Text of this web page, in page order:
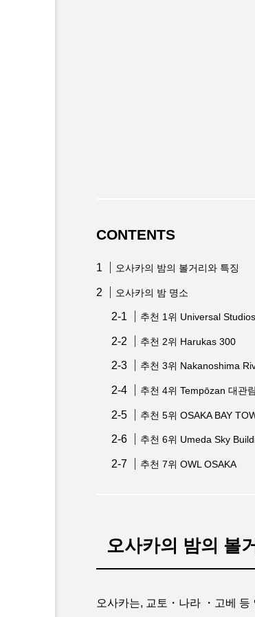
CONTENTS
오사카의 밤의 볼거리와 특징
오사카의 밤 명소
추천 1위 Universal
추천 2위 Harukas 300
추천 3위 Nakanoshima
추천 4위 Tempōzan 대관
추천 5위 OSAKA BAY
추천 6위 Umeda Sky
추천 7위 OWL OSAKA
오사카의 밤의 볼
오사카는, 교토・나라 ・고베